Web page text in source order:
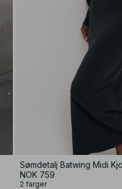
Sømdetalj Batwing Midi
NOK 759
2 farger